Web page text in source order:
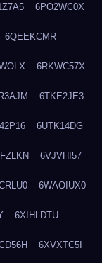
6PO2WC0X
6QEEKCMR
6RKWC57X
6TKE2JE3
6UTK14DG
6VJVHI57
6WAOIUX0
6XIHLDTU
6XVXTC5I